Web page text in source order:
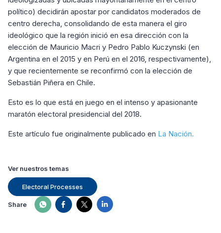
político) decidirán apostar por candidatos moderados de
centro derecha, consolidando de esta manera el giro
ideológico que la región inició en esa dirección con la
elección de Mauricio Macri y Pedro Pablo Kuczynski (en
Argentina en el 2015 y en Perú en el 2016, respectivamente),
y que recientemente se reconfirmó con la elección de
Sebastián Piñera en Chile.
Esto es lo que está en juego en el intenso y apasionante
maratón electoral presidencial del 2018.
Este artículo fue originalmente publicado en La Nación.
Ver nuestros temas
Electoral Processes
Share